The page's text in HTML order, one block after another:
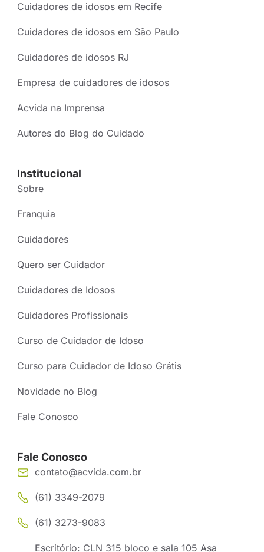
Cuidadores de idosos em Recife
Cuidadores de idosos em São Paulo
Cuidadores de idosos RJ
Empresa de cuidadores de idosos
Acvida na Imprensa
Autores do Blog do Cuidado
Institucional
Sobre
Franquia
Cuidadores
Quero ser Cuidador
Cuidadores de Idosos
Cuidadores Profissionais
Curso de Cuidador de Idoso
Curso para Cuidador de Idoso Grátis
Novidade no Blog
Fale Conosco
Fale Conosco
contato@acvida.com.br
(61) 3349-2079
(61) 3273-9083
Escritório: CLN 315 bloco e sala 105 Asa